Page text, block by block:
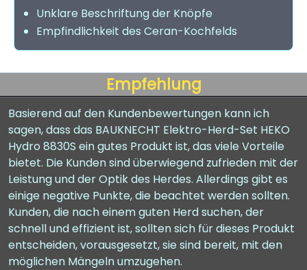
Unklare Beschriftung der Knöpfe
Empfindlichkeit des Ceran-Kochfelds
Empfehlung
Basierend auf den Kundenbewertungen kann ich
sagen, dass das BAUKNECHT Elektro-Herd-Set HEKO
Hydro 8830S ein gutes Produkt ist, das viele Vorteile
bietet. Die Kunden sind überwiegend zufrieden mit der
Leistung und der Optik des Herdes. Allerdings gibt es
einige negative Punkte, die beachtet werden sollten.
Kunden, die nach einem guten Herd suchen, der
schnell und effizient ist, sollten sich für dieses Produkt
entscheiden, vorausgesetzt, sie sind bereit, mit den
möglichen Mängeln umzugehen.